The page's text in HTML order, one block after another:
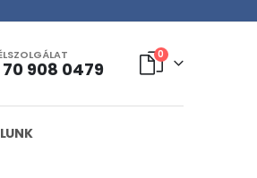
70 908 0479
0